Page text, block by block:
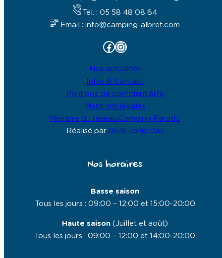
Tél. : 05 58 48 08 64
Email : info@camping-albret.com
Facebook Instagram
Nos actualités
Infos & Contact
Politique de confidentialité
Mentions légales
Membre du réseau Camping Paradis
Réalisé par Geek Tonic Dax
Nos horaires
Basse saison
Tous les jours : 09:00 – 12:00 et 15:00-20:00
Haute saison (Juillet et août)
Tous les jours : 09:00 – 12:00 et 14:00-20:00